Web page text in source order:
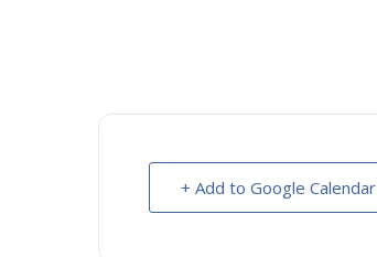
+ Add to Google Calendar